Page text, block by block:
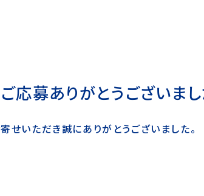
募ありがとうございまし
せいただき誠にありがとうございました。